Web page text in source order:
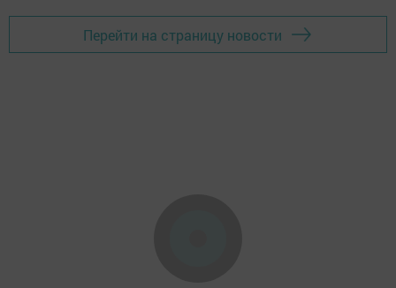
Перейти на страницу новости